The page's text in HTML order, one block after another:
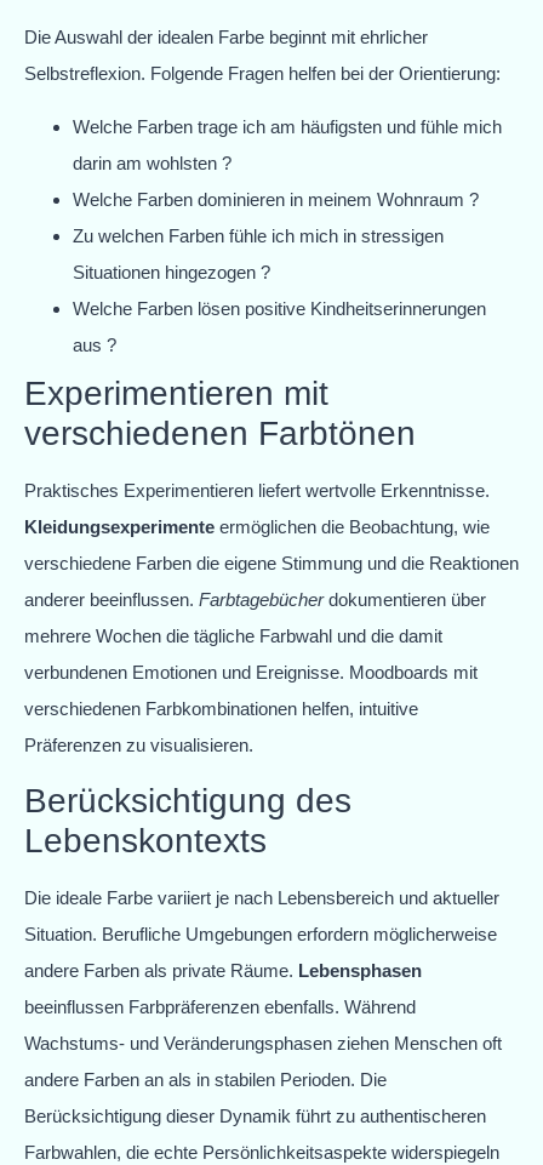
Die Auswahl der idealen Farbe beginnt mit ehrlicher
Selbstreflexion. Folgende Fragen helfen bei der Orientierung:
Welche Farben trage ich am häufigsten und fühle mich
darin am wohlsten ?
Welche Farben dominieren in meinem Wohnraum ?
Zu welchen Farben fühle ich mich in stressigen
Situationen hingezogen ?
Welche Farben lösen positive Kindheitserinnerungen
aus ?
Experimentieren mit
verschiedenen Farbtönen
Praktisches Experimentieren liefert wertvolle Erkenntnisse.
Kleidungsexperimente ermöglichen die Beobachtung, wie
verschiedene Farben die eigene Stimmung und die Reaktionen
anderer beeinflussen. Farbtagebücherdokumentieren über
mehrere Wochen die tägliche Farbwahl und die damit
verbundenen Emotionen und Ereignisse. Moodboards mit
verschiedenen Farbkombinationen helfen, intuitive
Präferenzen zu visualisieren.
Berücksichtigung des
Lebenskontexts
Die ideale Farbe variiert je nach Lebensbereich und aktueller
Situation. Berufliche Umgebungen erfordern möglicherweise
andere Farben als private Räume. Lebensphasen
beeinflussen Farbpräferenzen ebenfalls. Während
Wachstums- und Veränderungsphasen ziehen Menschen oft
andere Farben an als in stabilen Perioden. Die
Berücksichtigung dieser Dynamik führt zu authentischeren
Farbwahlen, die echte Persönlichkeitsaspekte widerspiegeln